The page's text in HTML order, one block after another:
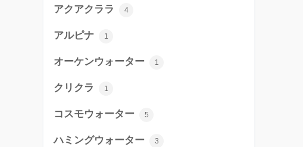
アクアクララ 4
アルピナ 1
オーケンウォーター 1
クリクラ 1
コスモウォーター 5
ハミングウォーター 3